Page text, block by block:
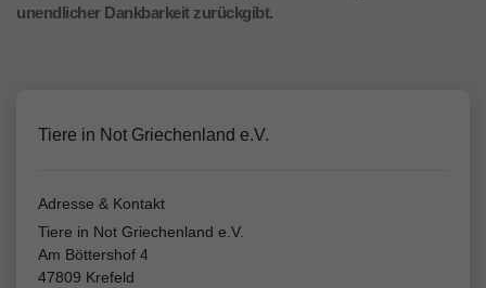
unendlicher Dankbarkeit zurückgibt.
Tiere in Not Griechenland e.V.
Adresse & Kontakt
Tiere in Not Griechenland e.V.
Am Böttershof 4
47809 Krefeld